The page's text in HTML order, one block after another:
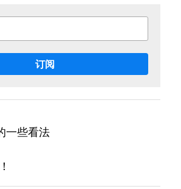
订阅
一些看法